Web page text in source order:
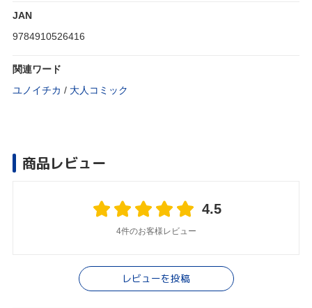
JAN
9784910526416
関連ワード
ユノイチカ / 大人コミック
商品レビュー
4.5
4件のお客様レビュー
レビューを投稿